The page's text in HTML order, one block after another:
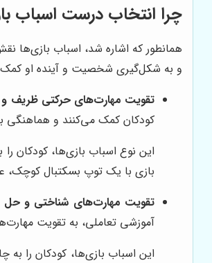
چرا انتخاب درست اسباب
همانطور که اشاره شد، اسباب بازی‌ها
و به شکل‌گیری شخصیت و آینده او کمک
تقویت مهارت‌های حرکتی ظریف
کودکان کمک می‌کنند و هماهنگی
این نوع اسباب بازی‌ها، کودکان
بازی با یک توپ بسکتبال کوچک،
تقویت مهارت‌های شناختی و حل
آموزشی تعاملی، به تقویت
این اسباب بازی‌ها، کودکان را